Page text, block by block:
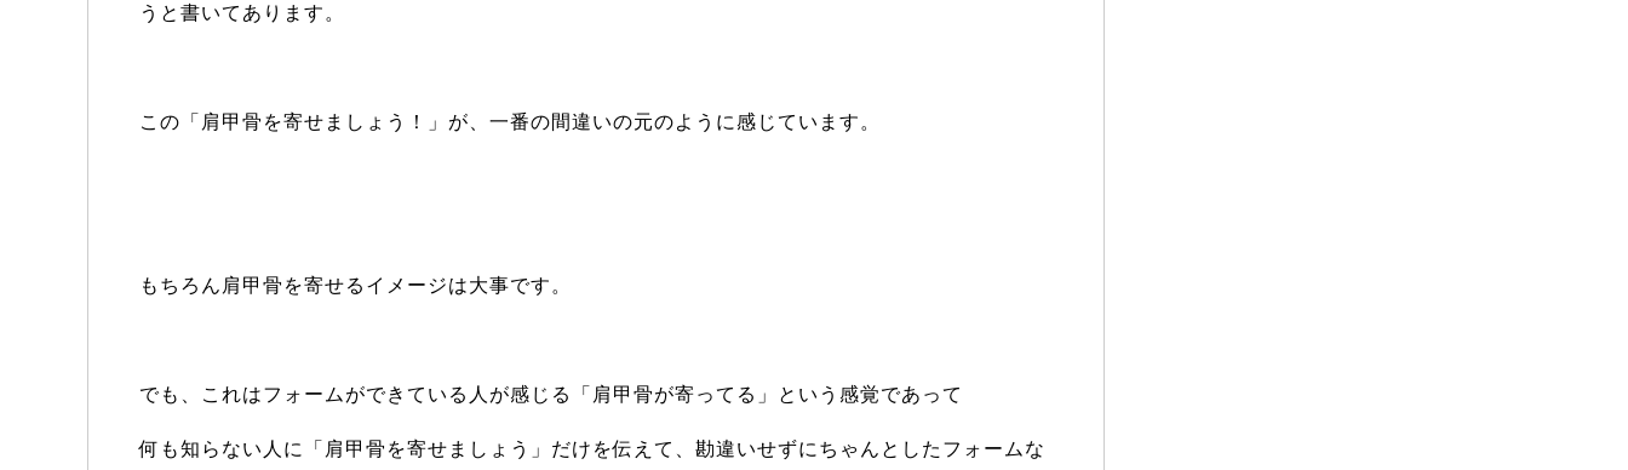
うと書いてあります。
この「肩甲骨を寄せましょう！」が、一番の間違いの元のように感じています。
もちろん肩甲骨を寄せるイメージは大事です。
でも、これはフォームができている人が感じる「肩甲骨が寄ってる」という感覚であって
何も知らない人に「肩甲骨を寄せましょう」だけを伝えて、勘違いせずにちゃんとしたフォームな